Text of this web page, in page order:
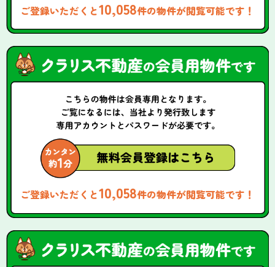
ご登録いただくと10,058件の物件が閲覧可能です！
ご登録いただくと10,058件の物件が閲覧可能です！